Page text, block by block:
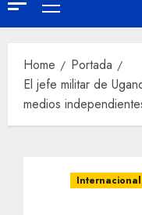
Home
Portada
El jefe militar de
medios
Internacional